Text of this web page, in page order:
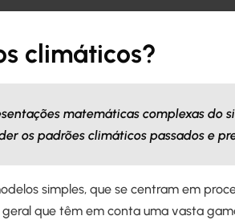
climáticos?
matemáticas complexas do
os padrões climáticos passados e
simples, que se centram em
que têm em conta uma vasta